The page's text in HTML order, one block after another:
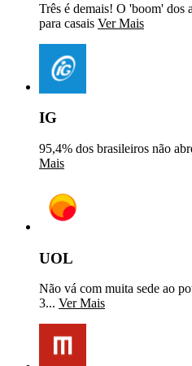
Três é demais! O 'boom' dos
para casais Ver Mais
IG
95,4% dos brasileiros não
Mais
UOL
Não vá com muita sede ao
3... Ver Mais